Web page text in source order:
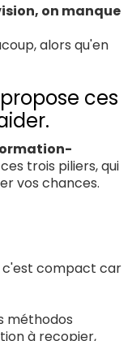
on manque
alors qu'en
ces
trois piliers, qui
vos chances.
c'est compact car
méthodos
à recopier,